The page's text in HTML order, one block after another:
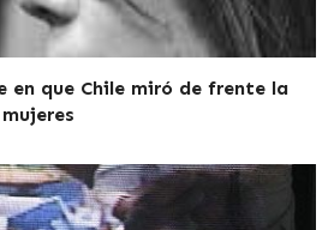
en que Chile miró de frente la